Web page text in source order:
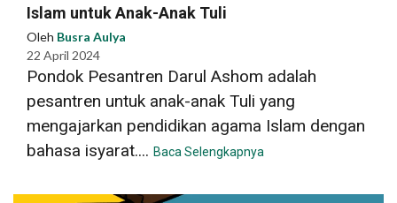
Islam untuk Anak-Anak Tuli
Oleh Busra Aulya
22 April 2024
Pondok Pesantren Darul Ashom adalah
pesantren untuk anak-anak Tuli yang
mengajarkan pendidikan agama Islam dengan
bahasa isyarat.... Baca Selengkapnya